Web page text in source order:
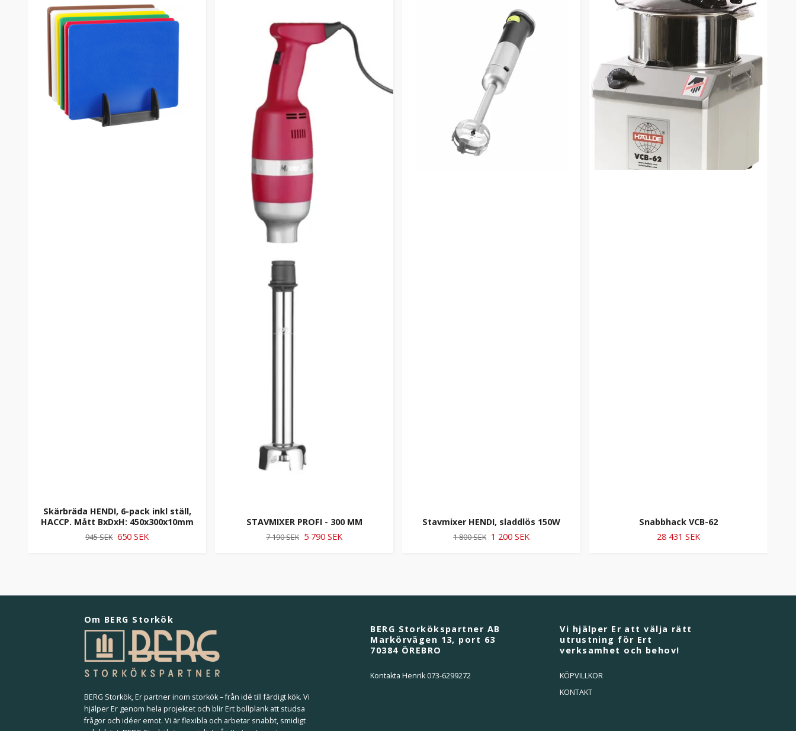
Skärbräda HENDI, 6-pack inkl ställ,
HACCP. Mått BxDxH: 450x300x10mm
945 SEK 650 SEK
STAVMIXER PROFI - 300 MM
7 190 SEK 5 790 SEK
Stavmixer HENDI, sladdlös 150W
1 800 SEK 1 200 SEK
Snabbhack VCB-62
28 431 SEK
Om BERG Storkök
BERG Storkök, Er partner inom storkök – från idé till färdigt kök. Vi
hjälper Er genom hela projektet och blir Ert bollplank att studsa
frågor och idéer emot. Vi är flexibla och arbetar snabbt, smidigt
BERG Storkökspartner AB
Markörvägen 13, port 63
70384 ÖREBRO
Kontakta Henrik 073-6299272
Vi hjälper Er att välja rätt
utrustning för Ert
verksamhet och behov!
KÖPVILLKOR
KONTAKT